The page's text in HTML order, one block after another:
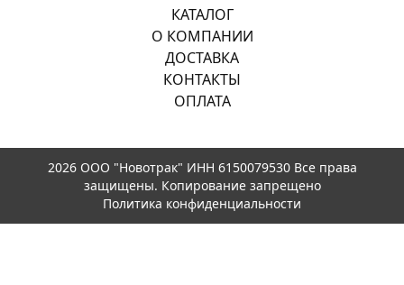
КАТАЛОГ
О КОМПАНИИ
ДОСТАВКА
КОНТАКТЫ
ОПЛАТА
2026 ООО "Новотрак" ИНН 6150079530 Все права
защищены. Копирование запрещено
Политика конфиденциальности